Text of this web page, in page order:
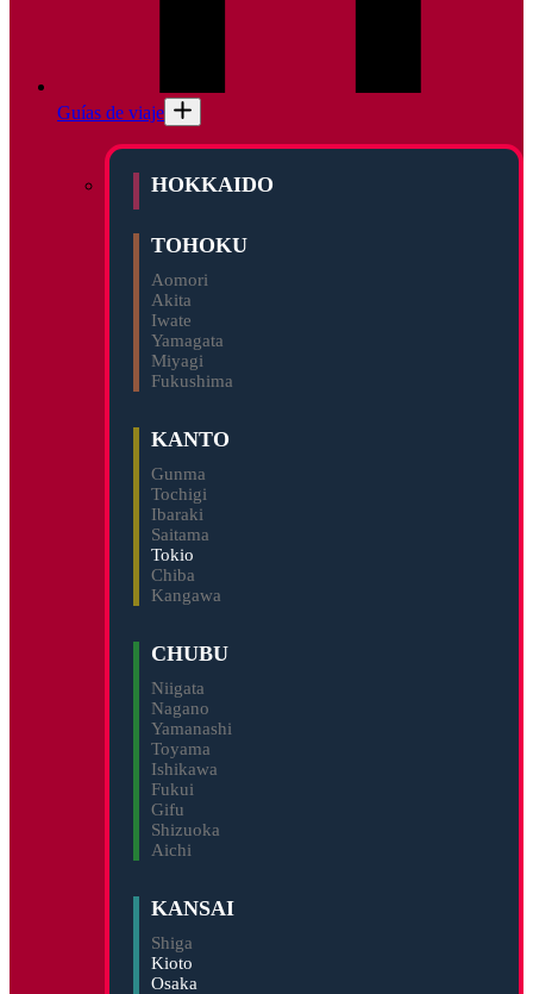
Guías de viaje
HOKKAIDO
TOHOKU
Aomori
Akita
Iwate
Yamagata
Miyagi
Fukushima
KANTO
Gunma
Tochigi
Ibaraki
Saitama
Tokio
Chiba
Kangawa
CHUBU
Niigata
Nagano
Yamanashi
Toyama
Ishikawa
Fukui
Gifu
Shizuoka
Aichi
KANSAI
Shiga
Kioto
Osaka